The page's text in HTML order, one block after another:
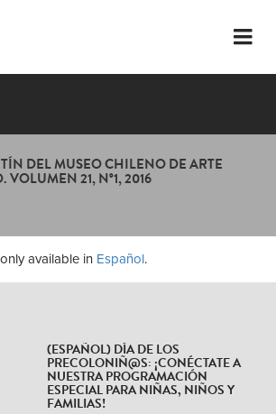
DEL MUSEO CHILENO DE ARTE
VOLUMEN 21, N°1, 2016
available in Español.
(ESPAÑOL) DÍA DE LOS
PRECOLONIÑ@S: ¡CONÉCTATE A
NUESTRA PROGRAMACIÓN
ESPECIAL PARA NIÑAS, NIÑOS Y
FAMILIAS!